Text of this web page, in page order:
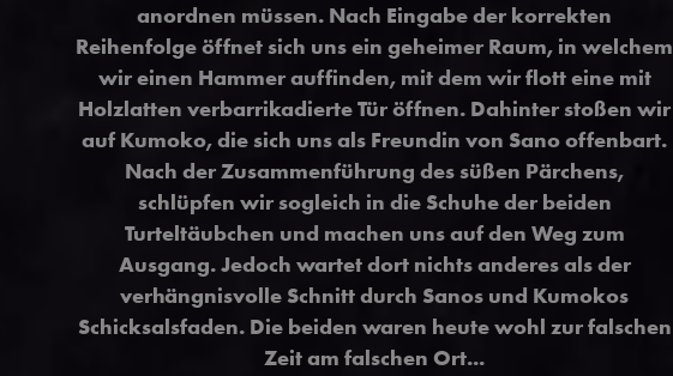
anordnen müssen. Nach Eingabe der korrekten
Reihenfolge öffnet sich uns ein geheimer Raum, in welchem
wir einen Hammer auffinden, mit dem wir flott eine mit
Holzlatten verbarrikadierte Tür öffnen. Dahinter stoßen wir
auf Kumoko, die sich uns als Freundin von Sano offenbart.
Nach der Zusammenführung des süßen Pärchens,
schlüpfen wir sogleich in die Schuhe der beiden
Turteltäubchen und machen uns auf den Weg zum
Ausgang. Jedoch wartet dort nichts anderes als der
verhängnisvolle Schnitt durch Sanos und Kumokos
Schicksalsfaden. Die beiden waren heute wohl zur falschen
Zeit am falschen Ort...